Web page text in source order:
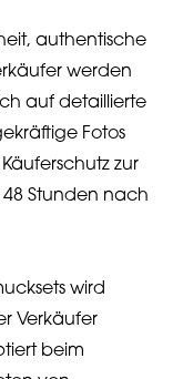
authentische
werden
auf detaillierte
Fotos
zur
48 Stunden nach
wird
Verkäufer
beim